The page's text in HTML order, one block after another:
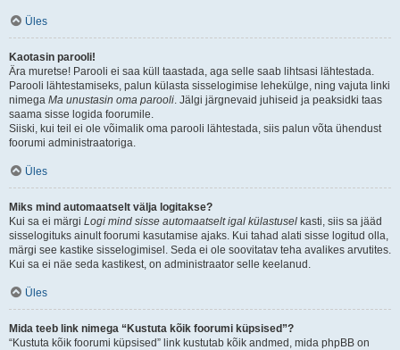
Üles
Kaotasin parooli!
Ära muretse! Parooli ei saa küll taastada, aga selle saab lihtsasi lähtestada.
Parooli lähtestamiseks, palun külasta sisselogimise lehekülge, ning vajuta linki
nimega Ma unustasin oma parooli. Jälgi järgnevaid juhiseid ja peaksidki taas
saama sisse logida foorumile.
Siiski, kui teil ei ole võimalik oma parooli lähtestada, siis palun võta ühendust
foorumi administraatoriga.
Üles
Miks mind automaatselt välja logitakse?
Kui sa ei märgi Logi mind sisse automaatselt igal külastusel kasti, siis sa jääd
sisselogituks ainult foorumi kasutamise ajaks. Kui tahad alati sisse logitud olla,
märgi see kastike sisselogimisel. Seda ei ole soovitatav teha avalikes arvutites.
Kui sa ei näe seda kastikest, on administraator selle keelanud.
Üles
Mida teeb link nimega “Kustuta kõik foorumi küpsised”?
“Kustuta kõik foorumi küpsised” link kustutab kõik andmed, mida phpBB on